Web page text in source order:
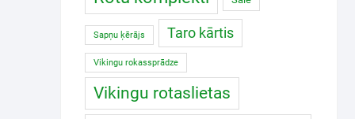
Sapņu ķērājs Taro kārtis
Vikingu rokassprādze
Vikingu rotaslietas